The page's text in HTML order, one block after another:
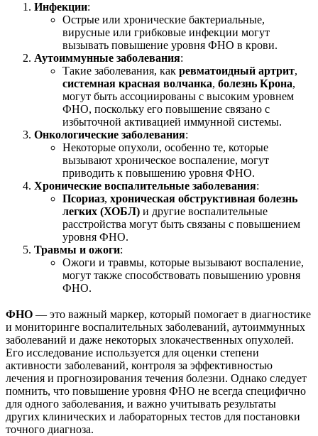
Инфекции:
Острые или хронические бактериальные,
вирусные или грибковые инфекции могут
вызывать повышение уровня ФНО в крови.
Аутоиммунные заболевания:
Такие заболевания, как ревматоидный артрит,
системная красная волчанка, болезнь Крона,
могут быть ассоциированы с высоким уровнем
ФНО, поскольку его повышение связано с
избыточной активацией иммунной системы.
Онкологические заболевания:
Некоторые опухоли, особенно те, которые
вызывают хроническое воспаление, могут
приводить к повышению уровня ФНО.
Хронические воспалительные заболевания:
Псориаз, хроническая обструктивная болезнь
легких (ХОБЛ) и другие воспалительные
расстройства могут быть связаны с повышением
уровня ФНО.
Травмы и ожоги:
Ожоги и травмы, которые вызывают воспаление,
могут также способствовать повышению уровня
ФНО.
ФНО — это важный маркер, который помогает в диагностике
и мониторинге воспалительных заболеваний, аутоиммунных
заболеваний и даже некоторых злокачественных опухолей.
Его исследование используется для оценки степени
активности заболеваний, контроля за эффективностью
лечения и прогнозирования течения болезни. Однако следует
помнить, что повышение уровня ФНО не всегда специфично
для одного заболевания, и важно учитывать результаты
других клинических и лабораторных тестов для постановки
точного диагноза.